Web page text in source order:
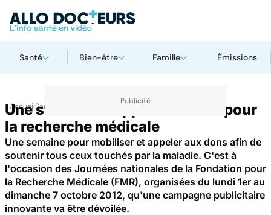
Santé Bien-être Famille Émissions
AccueilSanté
Une semaine d'appel aux dons pour
la recherche médicale
Une semaine pour mobiliser et appeler aux dons afin de
soutenir tous ceux touchés par la maladie. C'est à
l'occasion des Journées nationales de la Fondation pour
la Recherche Médicale (FMR), organisées du lundi 1er au
dimanche 7 octobre 2012, qu'une campagne publicitaire
innovante va être dévoilée.